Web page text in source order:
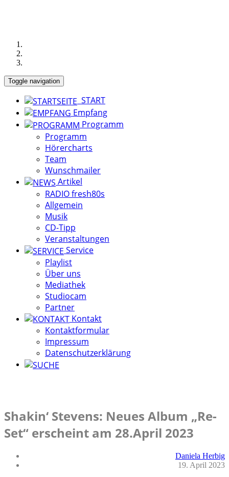
Toggle navigation
START
Empfang
Programm
Programm
Hörercharts
Team
Wunschmailer
Artikel
RADIO fresh80s
Allgemein
Musik
CD-Tipp
Veranstaltungen
Service
Playlist
Über uns
Mediathek
Studiocam
Partner
Kontakt
Kontaktformular
Impressum
Datenschutzerklärung
Shakin‘ Stevens: Neues Album „Re-
Set“ erscheint am 28.April 2023
Daniela Herbig
19. April 2023